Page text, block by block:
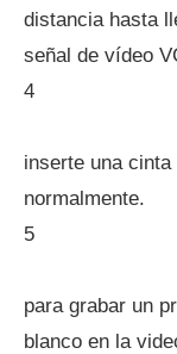
distancia hasta
señal de vídeo
4
inserte una
normalmente.
5
para grabar un
blanco en la